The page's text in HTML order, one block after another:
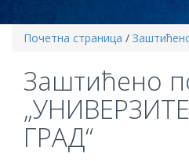
Почетна страница /
Заштићено
ГРАД“